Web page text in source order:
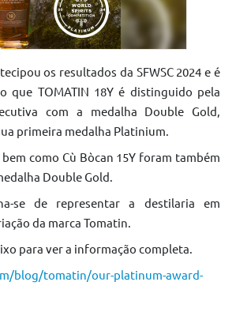
os resultados da SFWSC 2024 e é
que TOMATIN 18Y é distinguido pela
com a medalha Double Gold,
primeira medalha Platinium.
bem como Cù Bòcan 15Y foram também
Double Gold.
se de representar a destilaria em
da marca Tomatin.
para ver a informação completa.
blog/tomatin/our-platinum-award-